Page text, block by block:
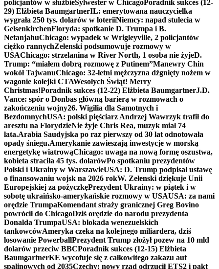
policjantów w służbieSylwester w ChicagoPoradnik sukces (12-
29) Elżbieta BaumgartnerIL: emerytowana nauczycielka
wygrała 250 tys. dolarów w loteriiNiemcy: napad stulecia w
GelsenkirchenFloryda: spotkanie D. Trumpa i B.
NetanjahuChicago: wypadek w Wrigleyville, 2 policjantów
ciężko rannychZełenski podsumowuje rozmowy w
USAChicago: strzelanina w River North, 1 osoba nie żyjeD.
Trump: “miałem dobrą rozmowę z Putinem”Manewry Chin
wokół TajwanuChicago: 32-letni mężczyzna dźgnięty nożem w
wagonie kolejki CTAWesołych Świąt! Merry
Christmas!Poradnik sukces (12-22) Elżbieta BaumgartnerJ.D.
Vance: spór o Donbas główną barierą w rozmowach o
zakończeniu wojny26. Wigilia dla Samotnych i
BezdomnychUSA: polski pięściarz Andrzej Wawrzyk trafił do
aresztu na FlorydzieNie żyje Chris Rea, muzyk miał 74
lata.Arabia Saudyjska po raz pierwszy od 30 lat odnotowała
opady śniegu.Amerykanie zawieszają inwestycje w morską
energetykę wiatrowąChicago: uwaga na nową formę oszustwa,
kobieta straciła 45 tys. dolarówPo spotkaniu prezydentów
Polski i Ukrainy w WarszawieUSA: D. Trump podpisał ustawę
o finansowaniu wojsk na 2026 rokW. Zełenski dziękuje Unii
Europejskiej za pożyczkęPrezydent Ukrainy: w piątek i w
sobotę ukraińsko-amerykańskie rozmowy w USAUSA: za nami
orędzie TrumpaKomendant straży granicznej Greg Bovino
powrócił do ChicagoDziś orędzie do narodu prezydenta
Donalda TrumpaUSA: blokada wenezuelskich
tankowcówAmeryka czeka na kolejnego miliardera, dziś
losowanie PowerballPrezydent Trump złożył pozew na 10 mld
dolarów przeciw BBCPoradnik sukces (12-15) Elżbieta
BaumgartnerKE wycofuje się z całkowitego zakazu aut
spalinowych od 2035Czechy: nowy rząd odrzucił ETS2 i pakt